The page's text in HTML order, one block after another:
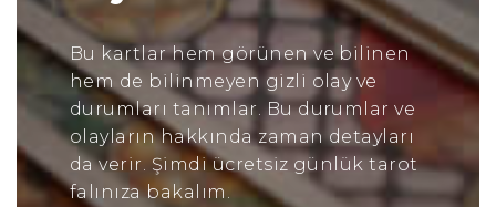
Bu kartlar hem görünen ve bilinen
hem de bilinmeyen gizli olay ve
durumları tanımlar. Bu durumlar ve
olayların hakkında zaman detayları
da verir. Şimdi ücretsiz günlük tarot
falınıza bakalım.